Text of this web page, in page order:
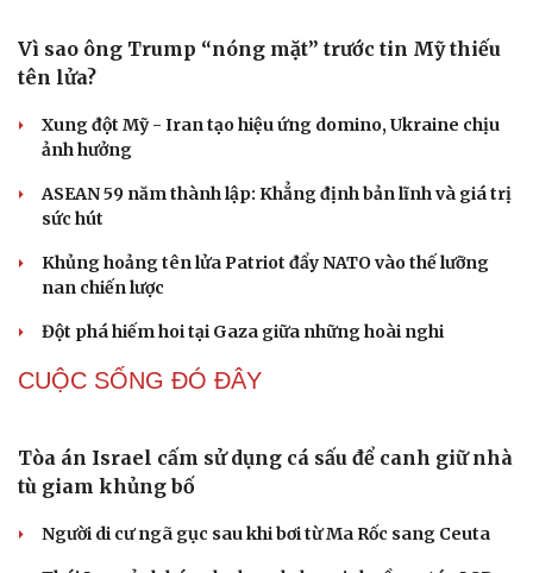
giới đấu ĐT Việt Nam
Khai mạc Vòng loại khu vực miền Bắc môn Bóng rổ Đại
Nữ VĐV Đông Nam Á "gây sốt" làng quần vợt thế giới
QUAN SÁT